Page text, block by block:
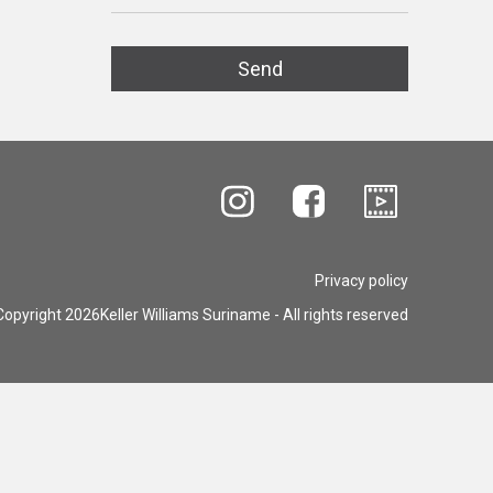
Privacy policy
2026Keller Williams Suriname - All rights reserved